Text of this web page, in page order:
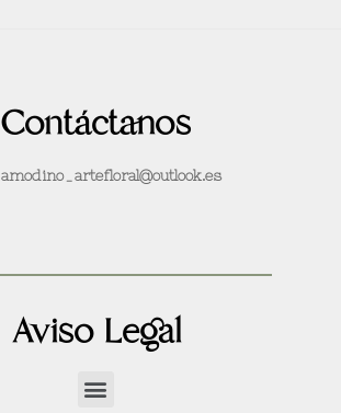
Contáctanos
amodino_artefloral@outlook.es
Aviso Legal